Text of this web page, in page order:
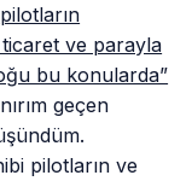
ticaret ve parayla
bu konularda”
geçen
pilotların ve